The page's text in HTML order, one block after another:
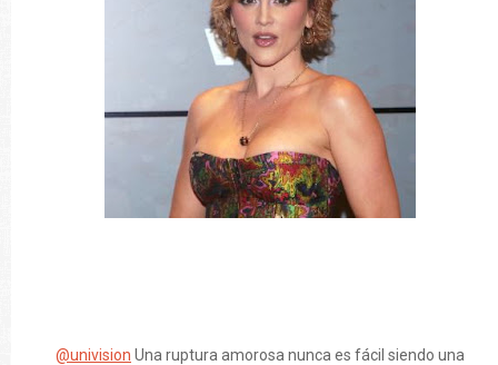
@univision Una ruptura amorosa nunca es fácil siendo una